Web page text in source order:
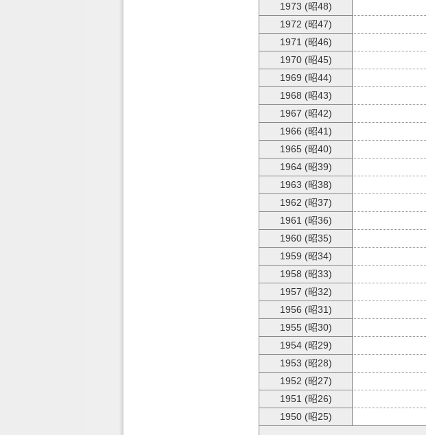
1973 (昭48)
1972 (昭47)
1971 (昭46)
1970 (昭45)
1969 (昭44)
1968 (昭43)
1967 (昭42)
1966 (昭41)
1965 (昭40)
1964 (昭39)
1963 (昭38)
1962 (昭37)
1961 (昭36)
1960 (昭35)
1959 (昭34)
1958 (昭33)
1957 (昭32)
1956 (昭31)
1955 (昭30)
1954 (昭29)
1953 (昭28)
1952 (昭27)
1951 (昭26)
1950 (昭25)